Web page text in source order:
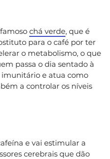
chá verde, que é
para o café por ter
o metabolismo, o que
passa o dia sentado à
imunitário e atua como
a controlar os níveis
e vai estimular a
cerebrais que dão